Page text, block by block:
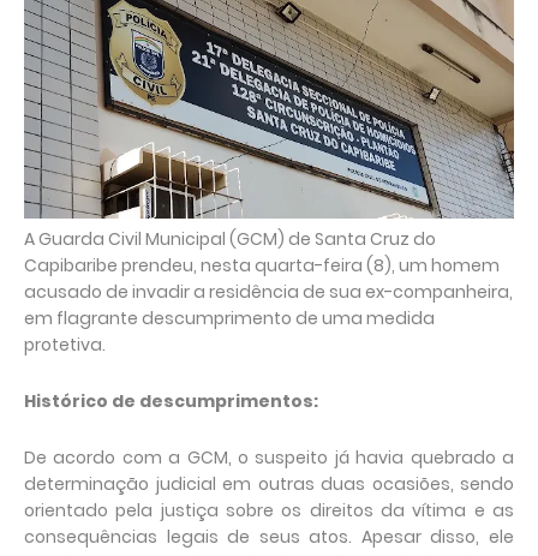
A Guarda Civil Municipal (GCM) de Santa Cruz do
Capibaribe prendeu, nesta quarta-feira (8), um homem
acusado de invadir a residência de sua ex-companheira,
em flagrante descumprimento de uma medida
protetiva.
Histórico de descumprimentos:
De acordo com a GCM, o suspeito já havia quebrado a
determinação judicial em outras duas ocasiões, sendo
orientado pela justiça sobre os direitos da vítima e as
consequências legais de seus atos. Apesar disso, ele